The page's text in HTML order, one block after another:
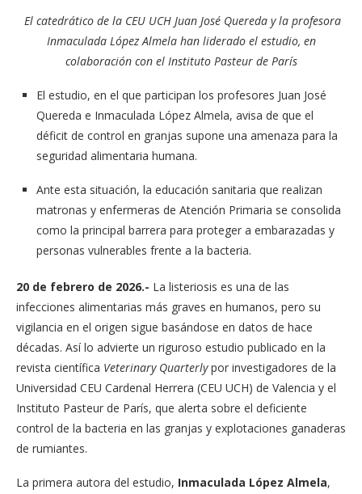
El catedrático de la CEU UCH Juan José Quereda y la profesora
Inmaculada López Almela han liderado el estudio, en
colaboración con el Instituto Pasteur de París
El estudio, en el que participan los profesores Juan José
Quereda e Inmaculada López Almela, avisa de que el
déficit de control en granjas supone una amenaza para la
seguridad alimentaria humana.
Ante esta situación, la educación sanitaria que realizan
matronas y enfermeras de Atención Primaria se consolida
como la principal barrera para proteger a embarazadas y
personas vulnerables frente a la bacteria.
20 de febrero de 2026.- La listeriosis es una de las
infecciones alimentarias más graves en humanos, pero su
vigilancia en el origen sigue basándose en datos de hace
décadas. Así lo advierte un riguroso estudio publicado en la
revista científica Veterinary Quarterlypor investigadores de la
Universidad CEU Cardenal Herrera (CEU UCH) de Valencia y el
Instituto Pasteur de París, que alerta sobre el deficiente
control de la bacteria en las granjas y explotaciones ganaderas
de rumiantes.
La primera autora del estudio, Inmaculada López Almela,